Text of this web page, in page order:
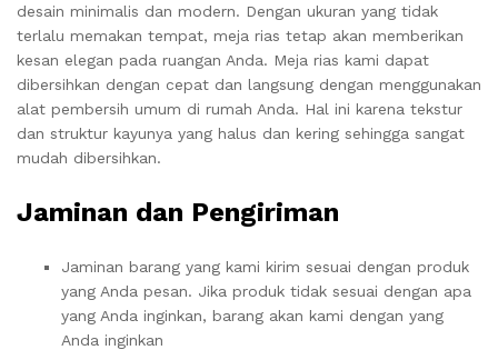
desain minimalis dan modern. Dengan ukuran yang tidak
terlalu memakan tempat, meja rias tetap akan memberikan
kesan elegan pada ruangan Anda. Meja rias kami dapat
dibersihkan dengan cepat dan langsung dengan menggunakan
alat pembersih umum di rumah Anda. Hal ini karena tekstur
dan struktur kayunya yang halus dan kering sehingga sangat
mudah dibersihkan.
Jaminan dan Pengiriman
Jaminan barang yang kami kirim sesuai dengan produk
yang Anda pesan. Jika produk tidak sesuai dengan apa
yang Anda inginkan, barang akan kami dengan yang
Anda inginkan